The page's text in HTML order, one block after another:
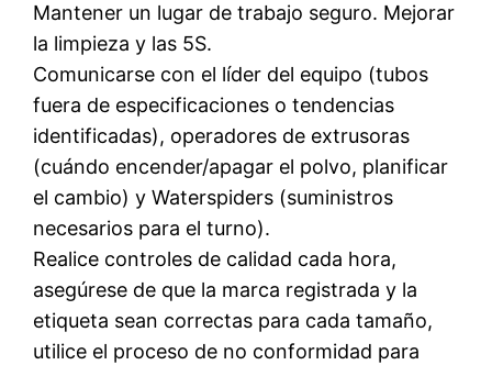
Mantener un lugar de trabajo seguro. Mejorar
la limpieza y las 5S.
Comunicarse con el líder del equipo (tubos
fuera de especificaciones o tendencias
identificadas), operadores de extrusoras
(cuándo encender/apagar el polvo, planificar
el cambio) y Waterspiders (suministros
necesarios para el turno).
Realice controles de calidad cada hora,
asegúrese de que la marca registrada y la
etiqueta sean correctas para cada tamaño,
utilice el proceso de no conformidad para